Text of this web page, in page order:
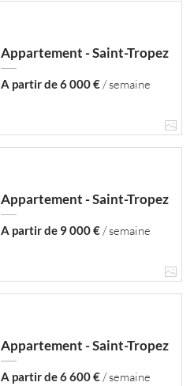
Appartement - Saint-Tropez
A partir de 6 000 €/ semaine
Appartement - Saint-Tropez
A partir de 9 000 €/ semaine
Appartement - Saint-Tropez
A partir de 6 600 €/ semaine